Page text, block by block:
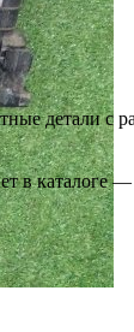
детали с
каталоге —